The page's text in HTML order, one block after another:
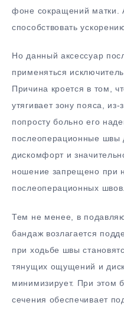
фоне сокращений матки.
способствовать
Но данный аксессуар
применяться
Причина кроется в том,
утягивает зону пояса,
попросту больно его
послеоперационные швы
дискомфорт и
ношение запрещено при
послеоперационных швов.
Тем не менее, в
бандаж возлагается
при ходьбе швы
тянущих ощущений и
минимизирует. При этом
сечения обеспечивает